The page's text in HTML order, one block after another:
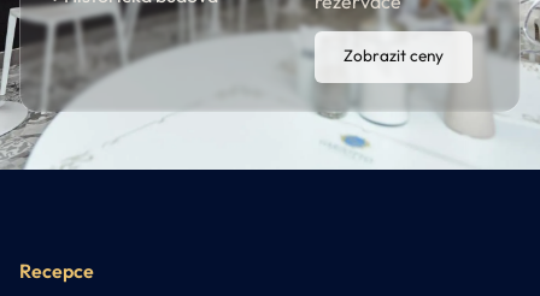
Zobrazit ceny
Recepce